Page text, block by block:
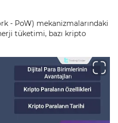
- PoW) mekanizmalarındaki
tüketimi, bazı kripto